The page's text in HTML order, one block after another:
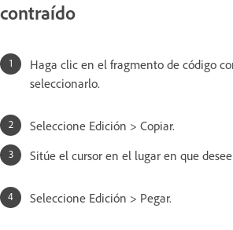
contraído
Haga clic en el fragmento de código
seleccionarlo.
Seleccione Edición > Copiar.
Sitúe el cursor en el lugar en que
Seleccione Edición > Pegar.